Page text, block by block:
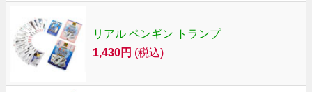
リアル ペンギン トランプ
1,430円 (税込)